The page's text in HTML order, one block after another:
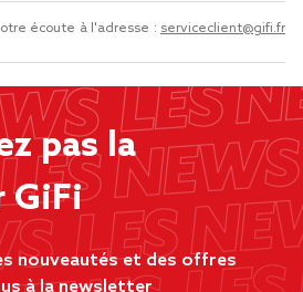
écoute à l'adresse : serviceclient@gifi.fr
pas la
GiFi
nouveautés et des offres
à la newsletter